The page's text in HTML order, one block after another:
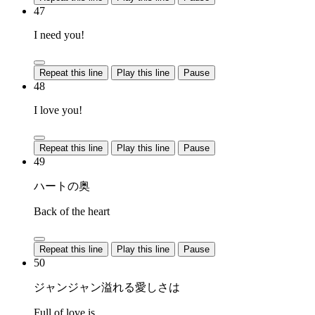
47
I need you!
Repeat this line Play this line Pause
48
I love you!
Repeat this line Play this line Pause
49
ハートの奥
Back of the heart
Repeat this line Play this line Pause
50
ジャンジャン溢れる愛しさは
Full of love is